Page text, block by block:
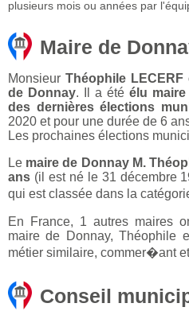
plusieurs mois ou années par
Maire de
Monsieur Théophile
de Donnay. Il a été élu
des dernières élections
2020 et pour une durée de 6
Les prochaines élections
Le maire de Donnay M.
ans (il est né le 31 décembre
qui est classée dans la
En France, 1 autres maires
maire de Donnay, Théophile
métier similaire, commer�ant
Conseil